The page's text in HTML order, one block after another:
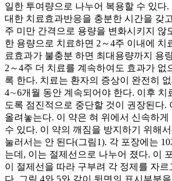
일한 투여량으로 나누어 복용할 수 있다.
대한 치료효과반응을 충분한 시간을 갖
주 미만 간격으로 용량을 변화시키지 않
한 용량으로 치료하면 2～4주 이내에 치
료효과가 불충분 하면 최대용량까지 용
2～4주 더 치료를 계속하여도 효과가 없
록 한다. 치료는 환자의 증상이 완전히
4∼6개월 동안 계속되어야 한다. 이후 치
도록 점진적으로 중단할 것이 권장된다.
올려놓는다. 이 약은 혀 위에서 신속하게
수 있다. 이 약의 깨짐을 방지하기 위해
눌러서는 안 된다(그림1). 각 포장에는
는데, 이는 절제선으로 나누어 졌다. 이
이 절제선을 따라 구부려 각 정제를 자르